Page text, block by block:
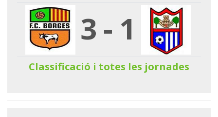
3 - 1
Classificació i totes les jornades